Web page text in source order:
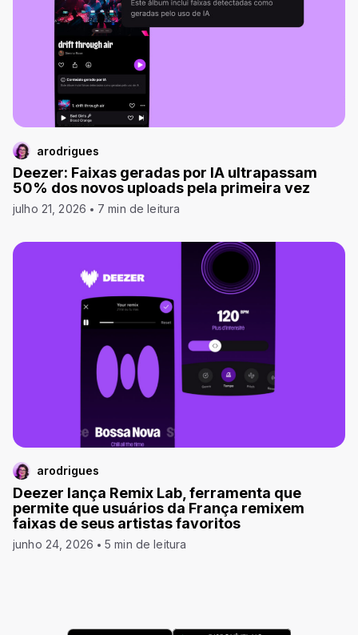
arodrigues
Deezer: Faixas geradas por IA ultrapassam
50% dos novos uploads pela primeira vez
julho 21, 2026 7 min de leitura
arodrigues
Deezer lança Remix Lab, ferramenta que
permite que usuários da França remixem
faixas de seus artistas favoritos
junho 24, 2026 5 min de leitura